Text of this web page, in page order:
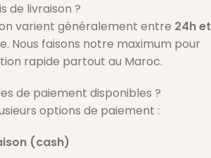
de livraison ?
varient généralement entre 24h et
Nous faisons notre maximum pour
rapide partout au Maroc.
de paiement disponibles ?
options de paiement :
(cash)